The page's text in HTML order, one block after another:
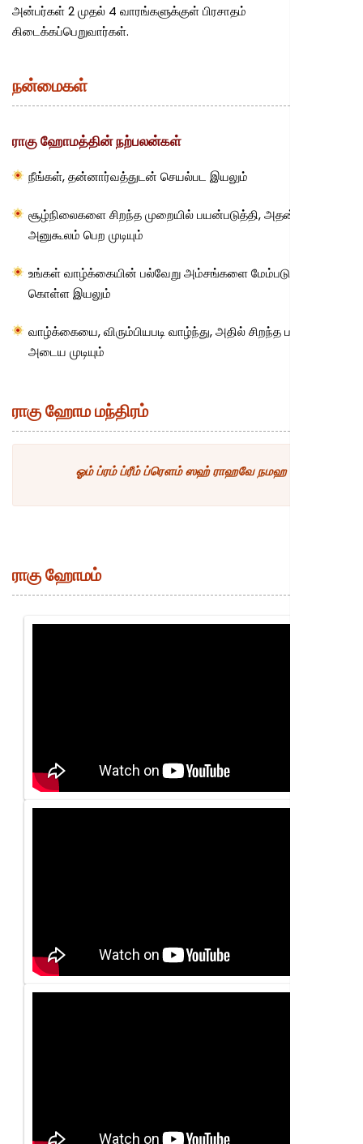
அன்பர்கள் 2 முதல் 4 வாரங்களுக்குள் பிரசாதம்
கிடைக்கப்பெறுவார்கள்.
நன்மைகள்
ராகு ஹோமத்தின் நற்பலன்கள்
நீங்கள், தன்னார்வத்துடன் செயல்பட இயலும்
சூழ்நிலைகளை சிறந்த முறையில் பயன்படுத்தி, அதன் மூலம்
அனுகூலம் பெற முடியும்
உங்கள் வாழ்க்கையின் பல்வேறு அம்சங்களை மேம்படுத்திக்
கொள்ள இயலும்
வாழ்க்கையை, விரும்பியபடி வாழ்ந்து, அதில் சிறந்த பயனை
அடைய முடியும்
ராகு ஹோம மந்திரம்
ஓம் ப்ரம் ப்ரீம் ப்ரௌம் ஸஹ் ராஹவே நமஹ
ராகு ஹோமம்